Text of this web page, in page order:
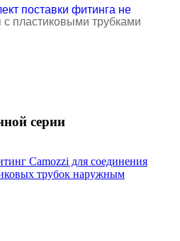
поставки фитинга не
пластиковыми трубками
серии
Camozzi для соединения
трубок наружным